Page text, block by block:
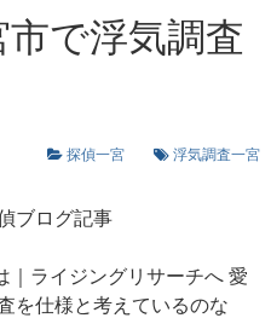
で浮気調査
探偵一宮 浮気調査一宮
ブログ記事
｜ライジングリサーチへ 愛
を仕様と考えているのな